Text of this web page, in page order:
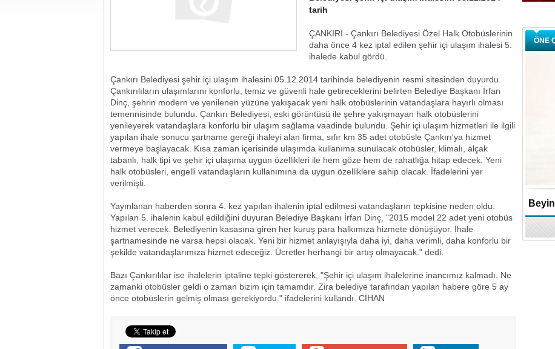
tarih
ÇANKIRI - Çankırı Belediyesi Özel Halk Otobüslerinin
daha önce 4 kez iptal edilen şehir içi ulaşım ihalesi 5.
ihalede kabul gördü.
Çankırı Belediyesi şehir içi ulaşım ihalesini 05.12.2014 tarihinde belediyenin resmi sitesinden duyurdu.
Çankırılıların ulaşımlarını konforlu, temiz ve güvenli hale getireceklerini belirten Belediye Başkanı İrfan
Dinç, şehrin modern ve yenilenen yüzüne yakışacak yeni halk otobüslerinin vatandaşlara hayırlı olması
temennisinde bulundu. Çankırı Belediyesi, eski görüntüsü ile şehre yakışmayan halk otobüslerini
yenileyerek vatandaşlara konforlu bir ulaşım sağlama vaadinde bulundu. Şehir içi ulaşım hizmetleri ile ilgili
yapılan ihale sonucu şartname gereği ihaleyi alan firma, sıfır km 35 adet otobüsle Çankırı'ya hizmet
vermeye başlayacak. Kısa zaman içerisinde ulaşımda kullanıma sunulacak otobüsler, klimalı, alçak
tabanlı, halk tipi ve şehir içi ulaşıma uygun özellikleri ile hem göze hem de rahatlığa hitap edecek. Yeni
halk otobüsleri, engelli vatandaşların kullanımına da uygun özelliklere sahip olacak. İfadelerini yer
verilmişti.
Yayınlanan haberden sonra 4. kez yapılan ihalenin iptal edilmesi vatandaşların tepkisine neden oldu.
Yapılan 5. ihalenin kabul edildiğini duyuran Belediye Başkanı İrfan Dinç, "2015 model 22 adet yeni otobüs
hizmet verecek. Belediyenin kasasına giren her kuruş para halkımıza hizmete dönüşüyor. İhale
şartnamesinde ne varsa hepsi olacak. Yeni bir hizmet anlayışıyla daha iyi, daha verimli, daha konforlu bir
şekilde vatandaşlarımıza hizmet edeceğiz. Ücretler herhangi bir artış olmayacak." dedi.
Bazı Çankırılılar ise ihalelerin iptaline tepki göstererek, "Şehir içi ulaşım ihalelerine inancımız kalmadı. Ne
zamanki otobüsler geldi o zaman bizim için tamamdır. Zira belediye tarafından yapılan habere göre 5 ay
önce otobüslerin gelmiş olması gerekiyordu." ifadelerini kullandı. CİHAN
ÖNE